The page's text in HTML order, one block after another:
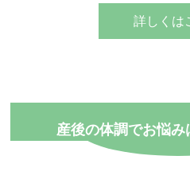
詳しくは
産後の体調でお悩み